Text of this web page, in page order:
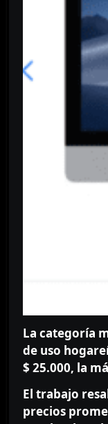
La categoría
de uso
$ 25.000, la
El trabajo
precios